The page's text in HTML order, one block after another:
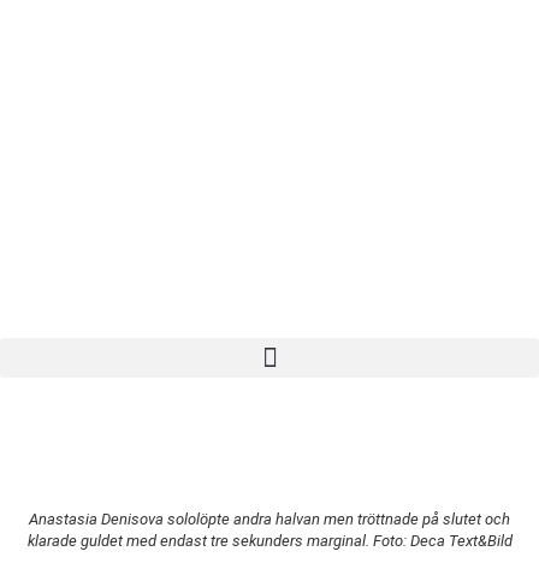
Anastasia Denisova sololöpte andra halvan men tröttnade på slutet och
klarade guldet med endast tre sekunders marginal. Foto: Deca Text&Bild